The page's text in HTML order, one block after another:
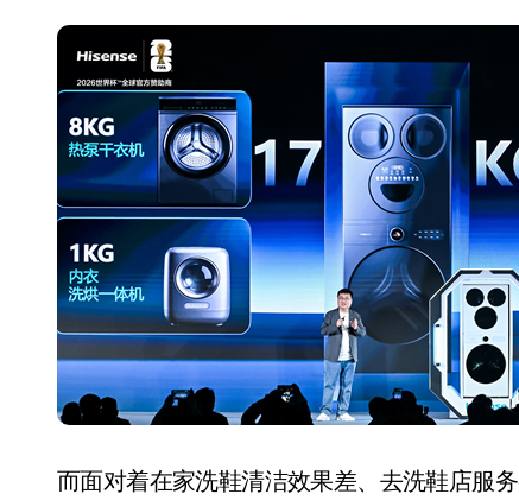
复古玩家狂喜：Anbernic第三次复
Xbox 360 游戏终于要登 PC，光盘
AirTag 新版到底香不香？一篇帮你
苹果三星偷偷在用的“无感切换”，
Apple Watch 表盘还能这么玩？保
追觅清洁电器全球累计出货量破
而面对着在家洗鞋清洁效果差、去洗鞋店服